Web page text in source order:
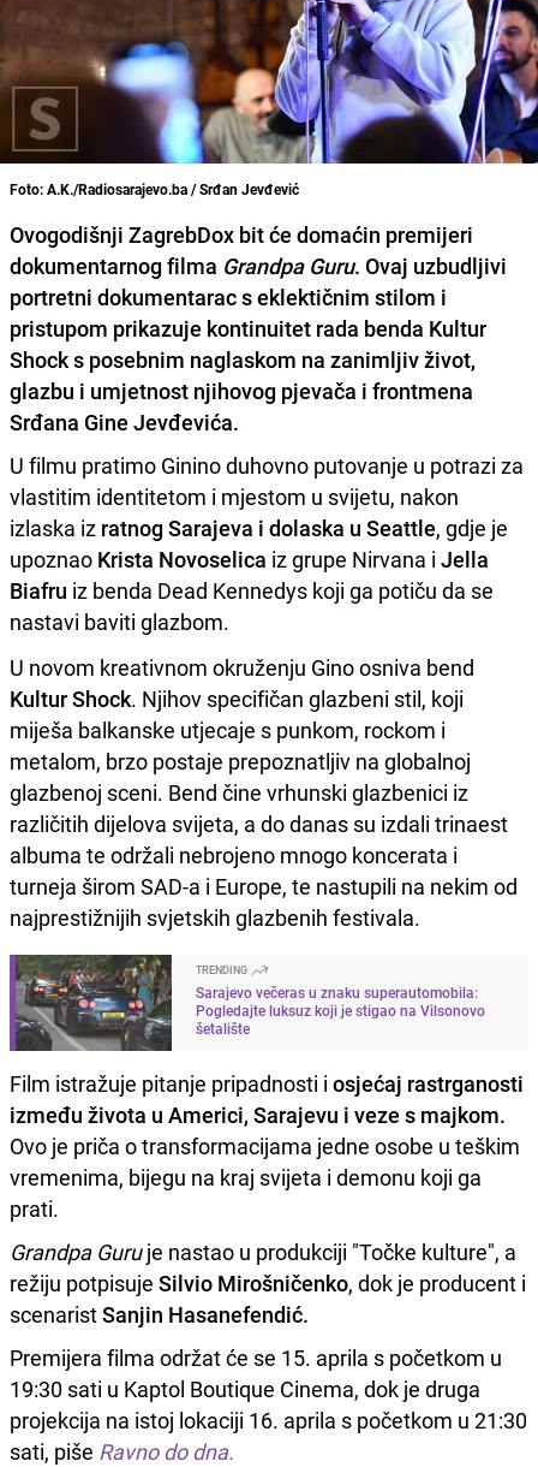
Foto: A.K./Radiosarajevo.ba / Srđan Jevđević
Ovogodišnji ZagrebDox bit će domaćin premijeri
dokumentarnog filma Grandpa Guru. Ovaj uzbudljivi
portretni dokumentarac s eklektičnim stilom i
pristupom prikazuje kontinuitet rada benda Kultur
Shock s posebnim naglaskom na zanimljiv život,
glazbu i umjetnost njihovog pjevača i frontmena
Srđana Gine Jevđevića.
U filmu pratimo Ginino duhovno putovanje u potrazi za
vlastitim identitetom i mjestom u svijetu, nakon
izlaska iz ratnog Sarajeva i dolaska u Seattle, gdje je
upoznao Krista Novoselica iz grupe Nirvana i Jella
Biafru iz benda Dead Kennedys koji ga potiču da se
nastavi baviti glazbom.
U novom kreativnom okruženju Gino osniva bend
Kultur Shock. Njihov specifičan glazbeni stil, koji
miješa balkanske utjecaje s punkom, rockom i
metalom, brzo postaje prepoznatljiv na globalnoj
glazbenoj sceni. Bend čine vrhunski glazbenici iz
različitih dijelova svijeta, a do danas su izdali trinaest
albuma te održali nebrojeno mnogo koncerata i
turneja širom SAD-a i Europe, te nastupili na nekim od
najprestižnijih svjetskih glazbenih festivala.
TRENDING
Sarajevo večeras u znaku superautomobila:
Pogledajte luksuz koji je stigao na Vilsonovo
šetalište
Film istražuje pitanje pripadnosti i osjećaj rastrganosti
između života u Americi, Sarajevu i veze s majkom.
Ovo je priča o transformacijama jedne osobe u teškim
vremenima, bijegu na kraj svijeta i demonu koji ga
prati.
Grandpa Guruje nastao u produkciji "Točke kulture", a
režiju potpisuje Silvio Mirošničenko, dok je producent i
scenaristSanjin Hasanefendić.
Premijera filma održat će se 15. aprila s početkom u
19:30 sati u Kaptol Boutique Cinema, dok je druga
projekcija na istoj lokaciji 16. aprila s početkom u 21:30
sati, piše Ravno do dna.